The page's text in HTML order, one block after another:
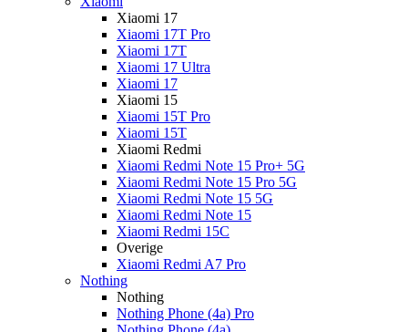
Xiaomi 17
Xiaomi 17T Pro
Xiaomi 17T
Xiaomi 17 Ultra
Xiaomi 17
Xiaomi 15
Xiaomi 15T Pro
Xiaomi 15T
Xiaomi Redmi
Xiaomi Redmi Note 15 Pro+ 5G
Xiaomi Redmi Note 15 Pro 5G
Xiaomi Redmi Note 15 5G
Xiaomi Redmi Note 15
Xiaomi Redmi 15C
Overige
Xiaomi Redmi A7 Pro
Nothing
Nothing
Nothing Phone (4a) Pro